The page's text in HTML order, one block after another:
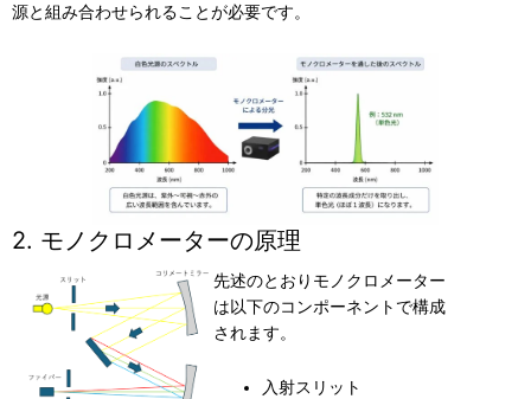
源と組み合わせられることが必要です。
2. モノクロメーターの原理
先述のとおりモノクロメーター
は以下のコンポーネントで構成
されます。
入射スリット